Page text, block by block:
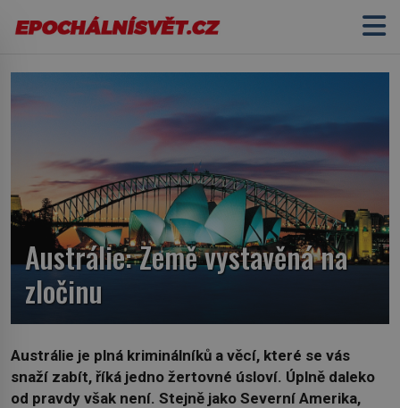
Austrálie: Země vystavěná na
zločinu
Austrálie je plná kriminálníků a věcí, které se vás
snaží zabít, říká jedno žertovné úsloví. Úplně daleko
od pravdy však není. Stejně jako Severní Amerika,